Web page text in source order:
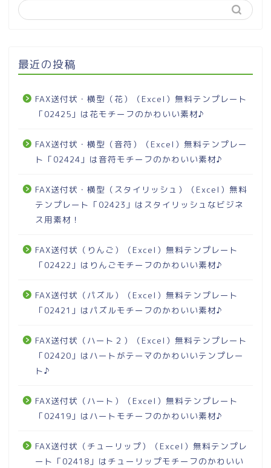
最近の投稿
FAX送付状・横型（花）（Excel）無料テンプレート
「02425」は花モチーフのかわいい素材♪
FAX送付状・横型（音符）（Excel）無料テンプレー
ト「02424」は音符モチーフのかわいい素材♪
FAX送付状・横型（スタイリッシュ）（Excel）無料
テンプレート「02423」はスタイリッシュなビジネ
ス用素材！
FAX送付状（りんご）（Excel）無料テンプレート
「02422」はりんごモチーフのかわいい素材♪
FAX送付状（パズル）（Excel）無料テンプレート
「02421」はパズルモチーフのかわいい素材♪
FAX送付状（ハート２）（Excel）無料テンプレート
「02420」はハートがテーマのかわいいテンプレー
ト♪
FAX送付状（ハート）（Excel）無料テンプレート
「02419」はハートモチーフのかわいい素材♪
FAX送付状（チューリップ）（Excel）無料テンプレ
ート「02418」はチューリップモチーフのかわいい